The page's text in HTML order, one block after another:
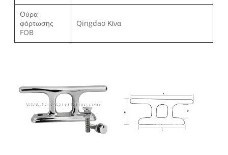
Θύρα
φόρτωσης
FOB
Qingdao Κίνα